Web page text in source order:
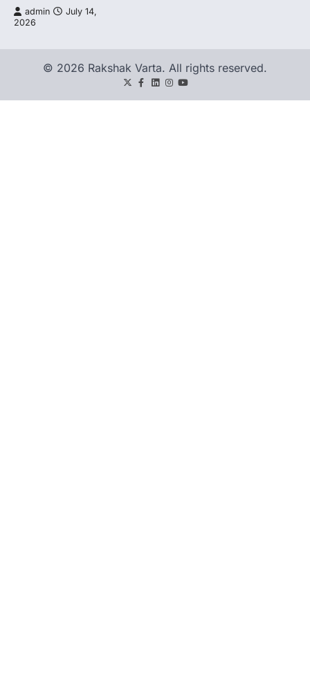
admin
July 14,
2026
© 2026 Rakshak Varta. All rights reserved.
TwitterFacebook
LinkedIn
Instagram
youtube